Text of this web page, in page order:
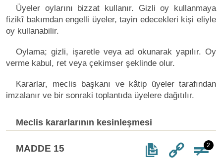
Üyeler oylarını bizzat kullanır. Gizli oy kullanmaya
fizikî bakımdan engelli üyeler, tayin edecekleri kişi eliyle
oy kullanabilir.
Oylama; gizli, işaretle veya ad okunarak yapılır. Oy
verme kabul, ret veya çekimser şeklinde olur.
Kararlar, meclis başkanı ve kâtip üyeler tarafından
imzalanır ve bir sonraki toplantıda üyelere dağıtılır.
Meclis kararlarının kesinleşmesi
MADDE 15 2